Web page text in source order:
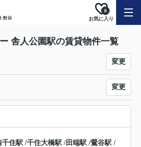
お気に入り
0
舎人公園駅の賃貸物件一覧
変更
変更
千住駅 /千住大橋駅 /田端駅 /鶯谷駅 /